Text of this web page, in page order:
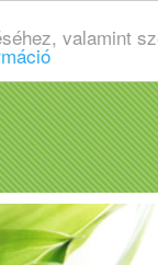
valamint